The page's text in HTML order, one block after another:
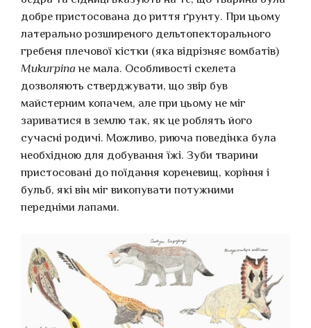
добре пристосована до риття ґрунту. При цьому
латерально розширеного дельтопекторального
гребеня плечової кістки (яка відрізняє вомбатів)
Mukurpinaне мала. Особливості скелета
дозволяють стверджувати, що звір був
майстерним копачем, але при цьому не міг
зариватися в землю так, як це роблять його
сучасні родичі. Можливо, риюча поведінка була
необхідною для добування їжі. Зуби тварини
пристосовані до поїдання кореневищ, коріння і
бульб, які він міг викопувати потужними
передніми лапами.